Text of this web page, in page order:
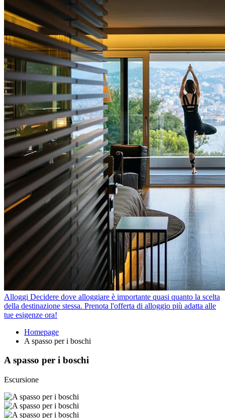
Alloggi Decidere dove alloggiare è importante quasi quanto la scelta
della destinazione stessa. Prenota l'offerta di alloggio più adatta alle
tue esigenze ora!
Homepage
A spasso per i boschi
A spasso per i boschi
Escursione